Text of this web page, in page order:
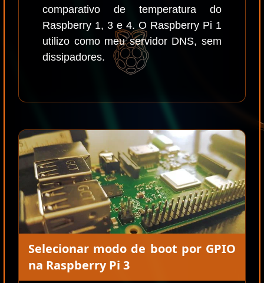
comparativo de temperatura do
Raspberry 1, 3 e 4. O Raspberry Pi 1
utilizo como meu servidor DNS, sem
dissipadores.
Selecionar modo de boot por GPIO
na Raspberry Pi 3